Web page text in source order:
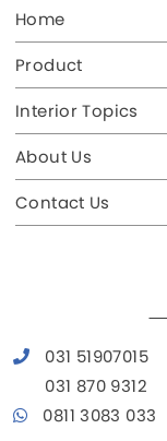
Home
Product
Interior Topics
About Us
Contact Us
031 51907015
031 870 9312
0811 3083 033